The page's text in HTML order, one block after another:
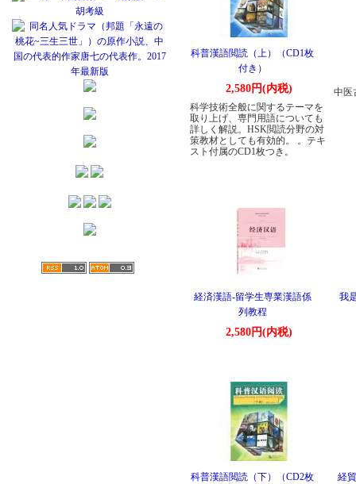
科普漢語閲読（上）（CD1枚
付き）
2,580円(内税)
科学技術全般に関するテーマを
取り上げ、専門用語についても
詳しく解説。HSK閲読分野の対
策教材としても有効的。 。テキ
スト付属のCD1枚つき。
中医
経済漢語-留学生専業漢語係
列教程
2,580円(内税)
我
科普漢語閲読（下）（CD2枚
経